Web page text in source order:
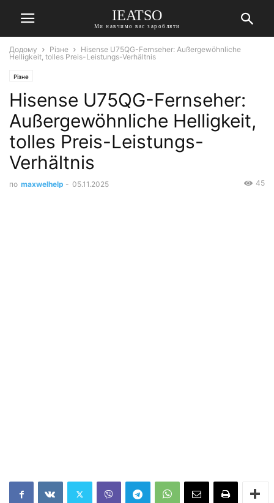
IEATSO
Ми навчимо вас заробляти
Додому Різне
Hisense U75QG-Fernseher: Außergewöhnliche
Helligkeit, tolles Preis-Leistungs-Verhältnis
Різне
Hisense U75QG-Fernseher:
Außergewöhnliche Helligkeit,
tolles Preis-Leistungs-
Verhältnis
по maxwelhelp - 05.11.2025 45